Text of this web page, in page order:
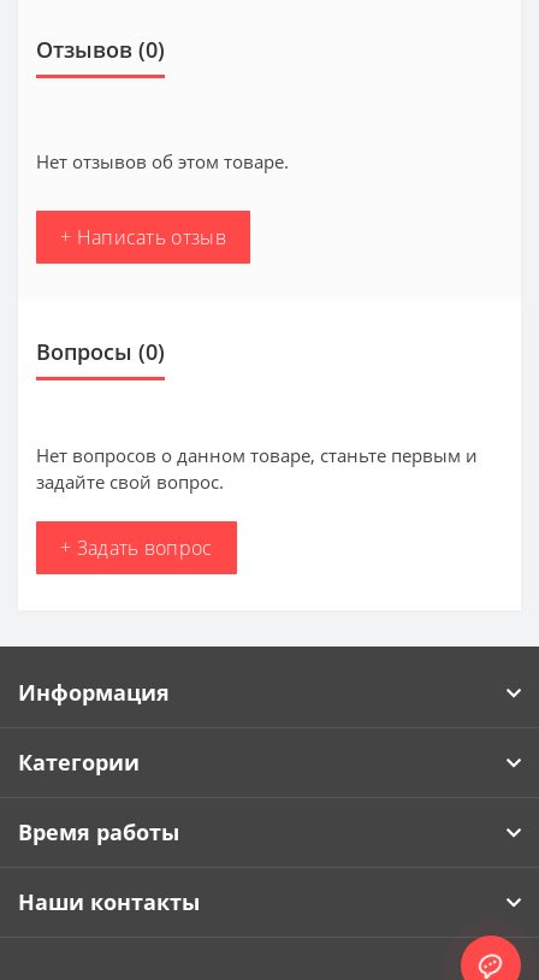
Отзывов (0)
Нет отзывов об этом товаре.
+ Написать отзыв
Вопросы (0)
Нет вопросов о данном товаре, станьте первым и
задайте свой вопрос.
+ Задать вопрос
Информация
Категории
Время работы
Наши контакты